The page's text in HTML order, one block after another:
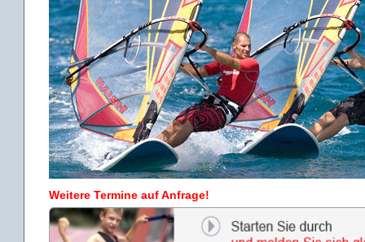
Weitere Termine auf Anfrage!